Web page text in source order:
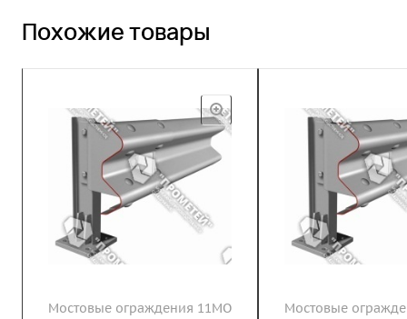
Похожие товары
Мостовые ограждения 11МО Мостовые